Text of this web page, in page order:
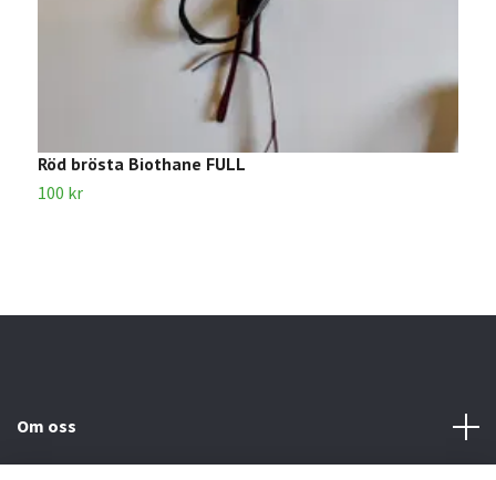
Röd brösta Biothane FULL
100 kr
Om oss